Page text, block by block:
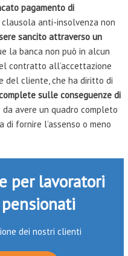
pagamento di
anti-insolvenza non
sancito attraverso un
la banca non può in alcun
contratto all’accettazione
del cliente, che ha diritto di
sulle conseguenze di
avere un quadro completo
fornire l’assenso o meno
per lavoratori
dei nostri clienti